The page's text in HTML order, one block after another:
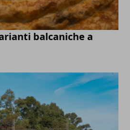
balcaniche a